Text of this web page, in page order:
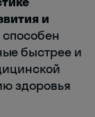
и
способен
быстрее и
здоровья